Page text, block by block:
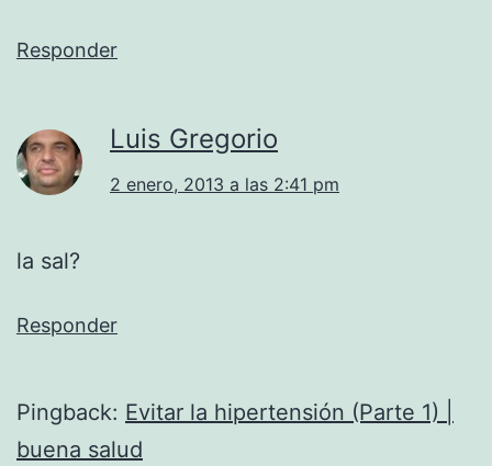
Responder
Luis Gregorio
2 enero, 2013 a las 2:41 pm
la sal?
Responder
Pingback: Evitar la hipertensión (Parte 1) |
buena salud